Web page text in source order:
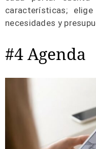
características;
necesidades y
#4 Agenda